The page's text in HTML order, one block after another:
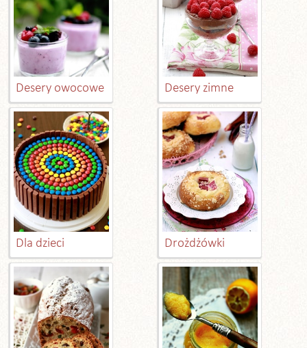
Desery owocowe Desery zimne
Dla dzieci Drożdżówki